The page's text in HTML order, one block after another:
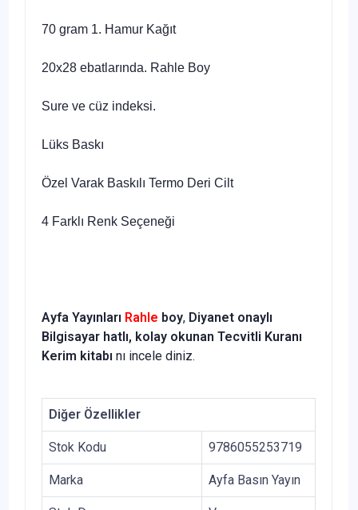
70 gram 1. Hamur Kağıt
20x28 ebatlarında. Rahle Boy
Sure ve cüz indeksi.
Lüks Baskı
Özel Varak Baskılı Termo Deri Cilt
4 Farklı Renk Seçeneği
Ayfa Yayınları Rahle boy, Diyanet onaylı
Bilgisayar hatlı, kolay okunan Tecvitli Kuranı
Kerim kitabı nı incele diniz.
Diğer Özellikler
Stok Kodu 9786055253719
Marka Ayfa Basın Yayın